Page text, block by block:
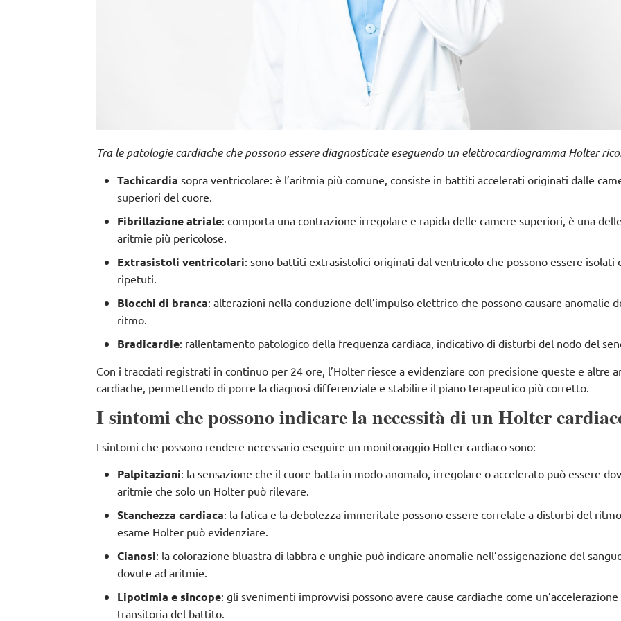
Tra le patologie cardiache che possono essere diagnosticate eseguendo un elettrocardiogramma Holter
Tachicardia sopra ventricolare: è l’aritmia più comune, consiste in battiti accelerati originati dalle
superiori del cuore.
Fibrillazione atriale: comporta una contrazione irregolare e rapida delle camere superiori, è una delle
aritmie più pericolose.
Extrasistoli ventricolari: sono battiti extrasistolici originati dal ventricolo che possono essere isolati
ripetuti.
Blocchi di branca: alterazioni nella conduzione dell’impulso elettrico che possono causare anomalie
ritmo.
Bradicardie: rallentamento patologico della frequenza cardiaca, indicativo di disturbi del nodo del
Con i tracciati registrati in continuo per 24 ore, l’Holter riesce a evidenziare con precisione queste e altre
cardiache, permettendo di porre la diagnosi differenziale e stabilire il piano terapeutico più corretto.
I sintomi che possono indicare la necessità di un Holter
I sintomi che possono rendere necessario eseguire un monitoraggio Holter cardiaco sono:
Palpitazioni: la sensazione che il cuore batta in modo anomalo, irregolare o accelerato può essere
aritmie che solo un Holter può rilevare.
Stanchezza cardiaca: la fatica e la debolezza immeritate possono essere correlate a disturbi del
esame Holter può evidenziare.
Cianosi: la colorazione bluastra di labbra e unghie può indicare anomalie nell’ossigenazione del
dovute ad aritmie.
Lipotimia e sincope: gli svenimenti improvvisi possono avere cause cardiache come un’accelerazione
transitoria del battito.